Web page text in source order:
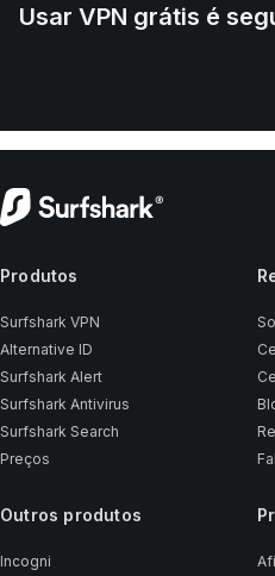
Usar VPN grátis é
Produtos
Surfshark VPN
Alternative ID
Surfshark Alert
Surfshark Antivirus
Surfshark Search
Preços
Outros produtos
Incogni